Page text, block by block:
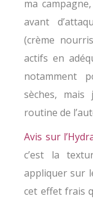
ma
avant
(crème
actifs en
notamment
sèches,
routine de
Avis sur
c’est la
appliquer sur
cet effet frais